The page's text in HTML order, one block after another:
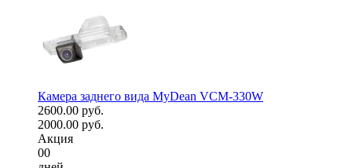
Камера заднего вида MyDean VCM-330W
2600.00 руб.
2000.00 руб.
Акция
00